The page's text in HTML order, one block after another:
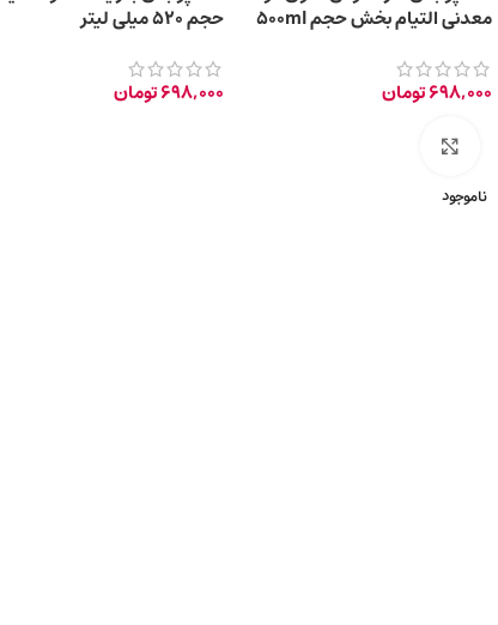
معدنی التیام بخش حجم 500ml
698,000تومان
حجم 520 میلی‌ لیتر
698,000تومان
ناموجود